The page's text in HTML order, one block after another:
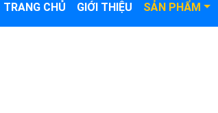
TRANG CHỦ GIỚI THIỆU SẢN PHẨM